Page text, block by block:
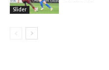
Slider